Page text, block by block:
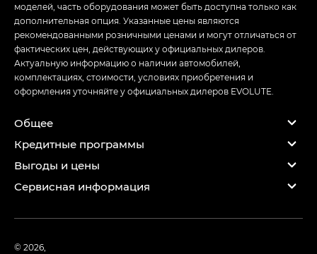
моделей, часть оборудования может быть доступна только как
дополнительная опция. Указанные цены являются
рекомендованными розничными ценами и могут отличаться от
фактических цен, действующих у официальных дилеров.
Актуальную информацию о наличии автомобилей,
комплектациях, стоимости, условиях приобретения и
оформления уточняйте у официальных дилеров EVOLUTE.
Общее
Кредитные программы
Выгоды и цены
Сервисная информация
© 2026,